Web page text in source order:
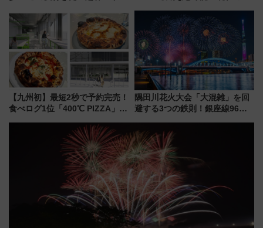
ア「LAKESIDE PARK」（埼玉
県越谷市）
【九州初】最短2秒で予約完売！
食べログ1位「400℃ PIZZA」が
プン。もつ鍋風など限定メニュ
隅田川花火大会「大混雑」を回
避する3つの鉄則！銀座線96本
ツリー駅の規制まとめ 7/25開催
（2026年）